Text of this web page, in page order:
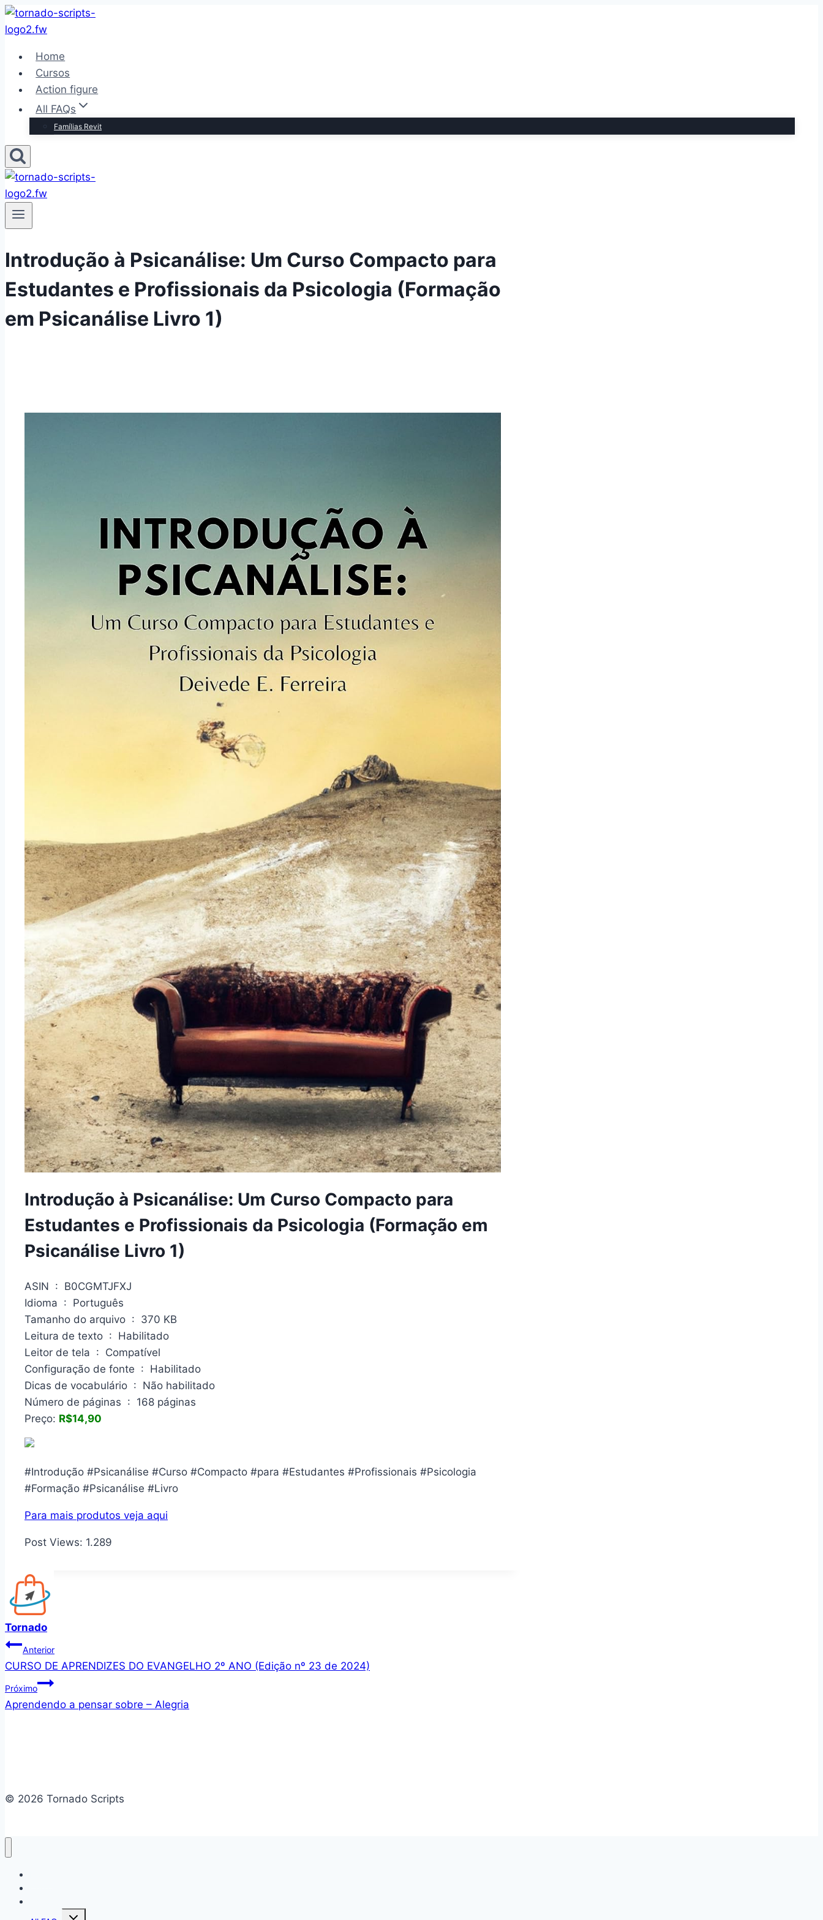
Pular
para
Conteúdo
Home
Cursos
Action figure
All FAQs
Famílias Revit
Introdução à Psicanálise: Um Curso Compacto para
Estudantes e Profissionais da Psicologia (Formação
em Psicanálise Livro 1)
Introdução à Psicanálise: Um Curso Compacto para
Estudantes e Profissionais da Psicologia (Formação em
Psicanálise Livro 1)
ASIN ‏ : ‎ B0CGMTJFXJ
Idioma ‏ : ‎ Português
Tamanho do arquivo ‏ : ‎ 370 KB
Leitura de texto ‏ : ‎ Habilitado
Leitor de tela ‏ : ‎ Compatível
Configuração de fonte ‏ : ‎ Habilitado
Dicas de vocabulário ‏ : ‎ Não habilitado
Número de páginas ‏ : ‎ 168 páginas
Preço: R$14,90
#Introdução #Psicanálise #Curso #Compacto #para #Estudantes #Profissionais #Psicologia
#Formação #Psicanálise #Livro
Para mais produtos veja aqui
Post Views: 1.289
Tornado
Navegação
de
Post
Anterior
CURSO DE APRENDIZES DO EVANGELHO 2º ANO (Edição nº 23 de 2024)
Próximo
Aprendendo a pensar sobre – Alegria
© 2026 Tornado Scripts
Alternar